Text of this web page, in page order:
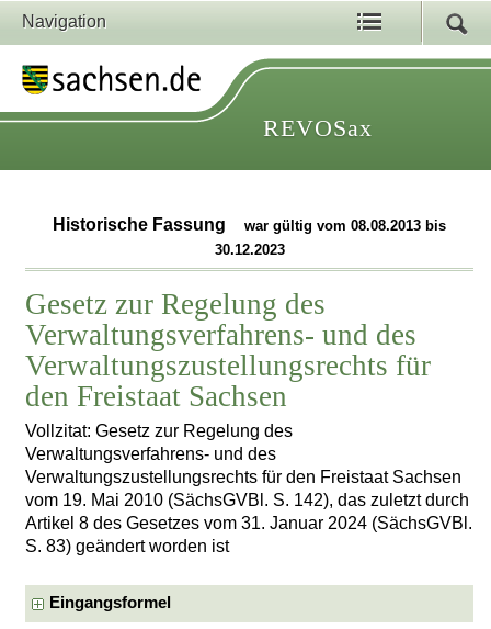
Navigation
REVOSax
Historische Fassung
war gültig vom 08.08.2013 bis
30.12.2023
Gesetz zur Regelung des
Verwaltungsverfahrens- und des
Verwaltungszustellungsrechts für
den Freistaat Sachsen
Vollzitat: Gesetz zur Regelung des
Verwaltungsverfahrens- und des
Verwaltungszustellungsrechts für den Freistaat Sachsen
vom 19. Mai 2010 (SächsGVBl. S. 142), das zuletzt durch
Artikel 8 des Gesetzes vom 31. Januar 2024 (SächsGVBl.
S. 83) geändert worden ist
Eingangsformel